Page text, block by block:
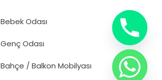
Bebek Odası
Genç Odası
Bahçe / Balkon Mobilyası